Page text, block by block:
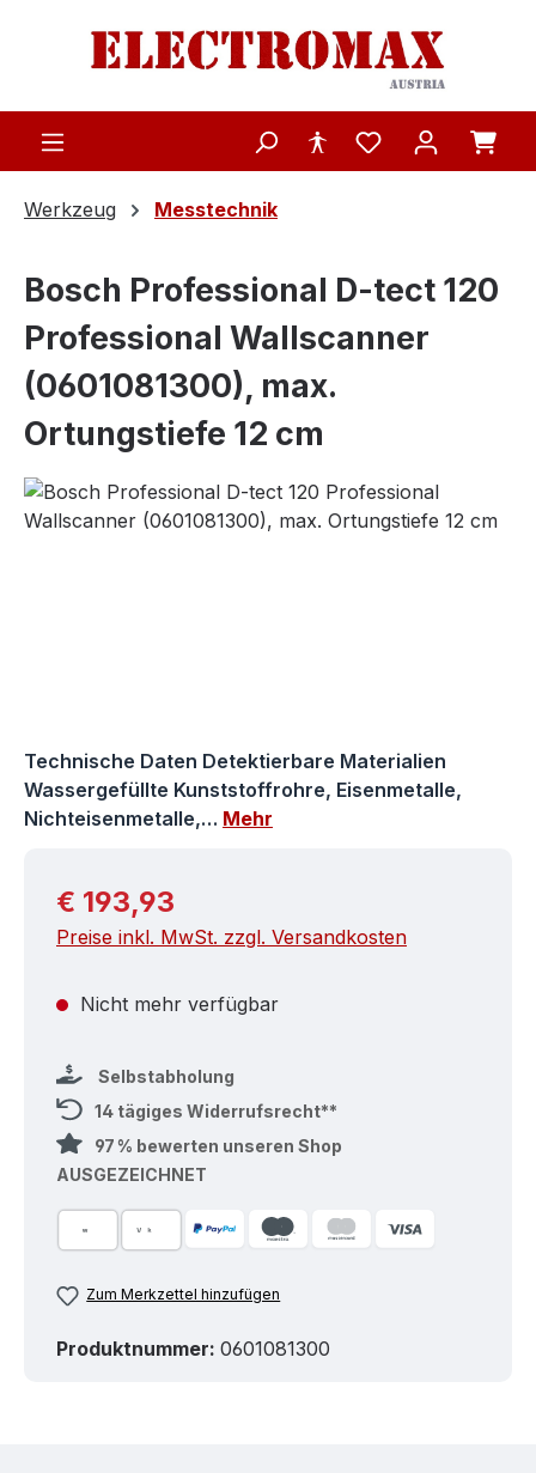
Zum Hauptinhalt springen
Werkzeug Messtechnik
Bosch Professional D-tect 120
Professional Wallscanner
(0601081300), max.
Ortungstiefe 12 cm
Bildergalerie überspringen
Technische Daten Detektierbare Materialien
Wassergefüllte Kunststoffrohre, Eisenmetalle,
Nichteisenmetalle,… Mehr
Regulärer Preis:
€ 193,93
Preise inkl. MwSt. zzgl. Versandkosten
Nicht mehr verfügbar
Selbstabholung
14 tägiges Widerrufsrecht**
97 % bewerten unseren Shop
AUSGEZEICHNET
Zum Merkzettel hinzufügen
Produktnummer: 0601081300